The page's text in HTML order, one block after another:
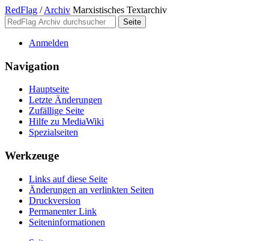
RedFlag / Archiv Marxistisches Textarchiv
Anmelden
Navigation
Hauptseite
Letzte Änderungen
Zufällige Seite
Hilfe zu MediaWiki
Spezialseiten
Werkzeuge
Links auf diese Seite
Änderungen an verlinkten Seiten
Druckversion
Permanenter Link
Seiten­­informationen